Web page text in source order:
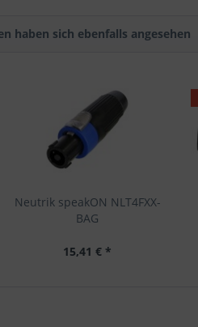
haben sich ebenfalls angesehen
Neutrik speakON NLT4FXX-
BAG
15,41 € *